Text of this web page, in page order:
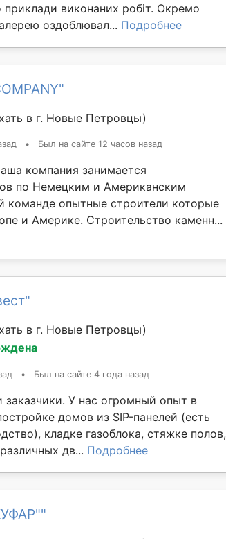
приклади виконаних робіт. Окремо
оздоблювал... Подробнее
в г. Новые Петровцы)
• Был на сайте 12 часов назад
компания занимается
по Немецким и Американским
команде опытные строители которые
и Америке. Строительство каменн...
в г. Новые Петровцы)
• Был на сайте 4 года назад
У нас огромный опыт в
домов из SIP-панелей (есть
кладке газоблока, стяжке полов,
дв... Подробнее